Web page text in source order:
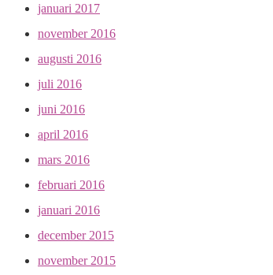
januari 2017
november 2016
augusti 2016
juli 2016
juni 2016
april 2016
mars 2016
februari 2016
januari 2016
december 2015
november 2015